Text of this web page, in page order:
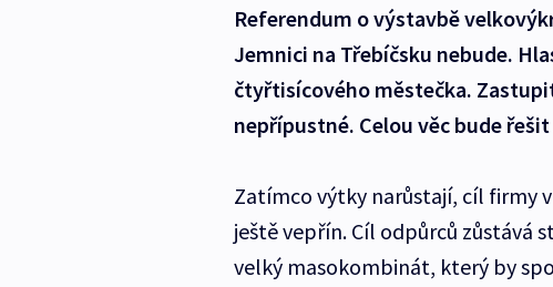
Referendum o výstavbě
Jemnici na Třebíčsku nebude.
čtyřtisícového městečka.
nepřípustné. Celou věc bude
Zatímco výtky narůstají, cíl firmy
ještě vepřín. Cíl odpůrců zůstává
velký masokombinát, který by